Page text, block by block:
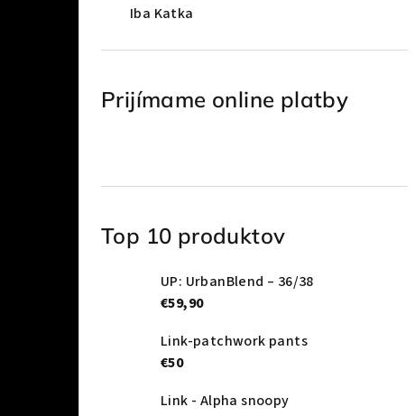
Iba Katka
Prijímame online platby
Top 10 produktov
UP: UrbanBlend – 36/38
€59,90
Link-patchwork pants
€50
Link - Alpha snoopy